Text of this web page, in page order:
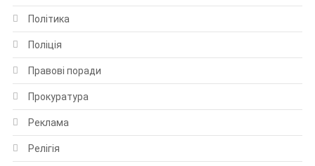
Політика
Поліція
Правові поради
Прокуратура
Реклама
Релігія